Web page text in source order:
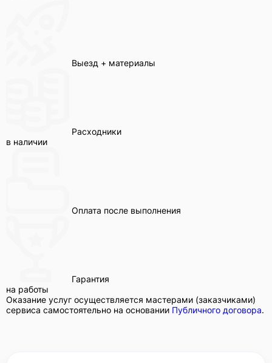
Выезд + материалы
Расходники
в наличии
Оплата после выполнения
Гарантия
на работы
Оказание услуг осуществляется мастерами (заказчиками)
сервиса самостоятельно на основании Публичного договора.